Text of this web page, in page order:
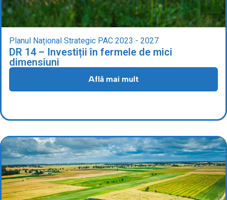
Planul Național Strategic PAC 2023 - 2027
DR 14 – Investiții în fermele de mici
dimensiuni
Află mai mult